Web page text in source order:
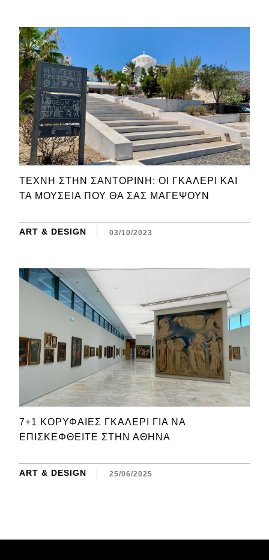
ΤΈΧΝΗ ΣΤΗΝ ΣΑΝΤΟΡΊΝΗ: ΟΙ ΓΚΑΛΕΡΊ ΚΑΙ
ΤΑ ΜΟΥΣΕΊΑ ΠΟΥ ΘΑ ΣΑΣ ΜΑΓΈΨΟΥΝ
ART & DESIGN 03/10/2023
7+1 ΚΟΡΥΦΑΊΕΣ ΓΚΑΛΕΡΊ ΓΙΑ ΝΑ
ΕΠΙΣΚΕΦΘΕΊΤΕ ΣΤΗΝ ΑΘΉΝΑ
ART & DESIGN 25/06/2025